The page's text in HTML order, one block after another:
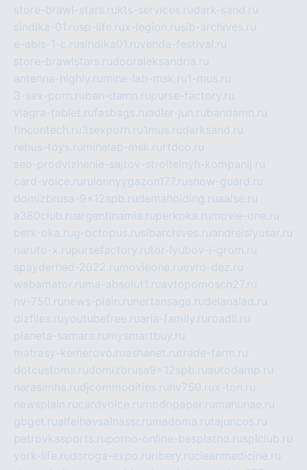
store-brawl-stars.rukts-services.rudark-sand.ru
sindika-01.rusp-life.rux-legion.rusib-archives.ru
e-abis-1-c.rusindika01.ruvenda-festival.ru
store-brawlstars.rudooraleksandria.ru
antenna-highly.ru mine-lab-msk.ru1-mus.ru
3-sex-porn.ruban-damn.rupurse-factory.ru
viagra-tablet.rufasbags.ruadler-jun.rubandamn.ru
fincontech.ru3sexporn.ru1mus.rudarksand.ru
rebus-toys.ru minelab-msk.ru rtdco.ru
seo-prodvizhenie-sajtov-stroitelnyh-kompanij.ru
card-voice.ru rulonnyygazon177.rusnow-guard.ru
domizbrusa-9x12spb.rudemaholding.ruaalse.ru
a380club.ruargentinamia.ruperkoka.ru movie-one.ru
perk-oka.rug-octopus.rusibarchives.ruandreislyusar.ru
naruto-x.rupursefactory.rutor-lyubov-i-grom.ru
spayderhed-2022.ru movieone.ruevro-dez.ru
webamator.ru ma-absolut1.ruavtopomosch27.ru
nv-750.ru news-plain.ru nertansaga.rudelanalad.ru
dizfiles.ruyoutubefree.ruaria-family.ru roadli.ru
planeta-samara.ru mysmartbuy.ru
matrasy-kemerovo.ruashanet.rutrade-farm.ru
dotcustoms.rudomizbrusa9x12spb.ruautodamp.ru
narasimha.rudjcommodities.ru nv750.rux-ton.ru
newsplain.rucardvoice.ru modopaper.ru manunae.ru
gbget.rualfeihavsalnassr.ru madoma.rutajuncos.ru
petrovkasports.ruporno-online-besplatno.rusplclub.ru
york-life.rudoroga-expo.ru ribery.rucleanmedicine.ru